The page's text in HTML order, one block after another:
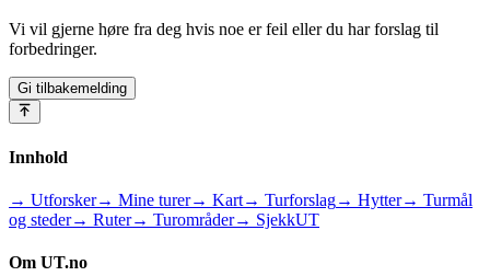
Vi vil gjerne høre fra deg hvis noe er feil eller du har forslag til
forbedringer.
Gi tilbakemelding
Innhold
→ Utforsker→ Mine turer→ Kart→ Turforslag→ Hytter→ Turmål
og steder→ Ruter→ Turområder→ SjekkUT
Om UT.no